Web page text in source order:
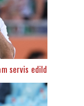
servis edildi"